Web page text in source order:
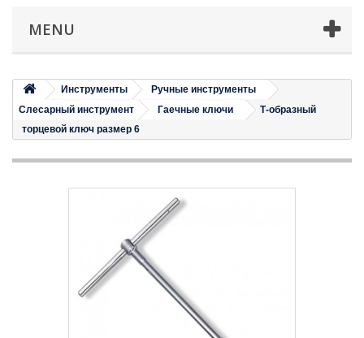
MENU
Инструменты
Ручные инструменты
Слесарный инструмент
Гаечные ключи
Т-образный
торцевой ключ размер 6